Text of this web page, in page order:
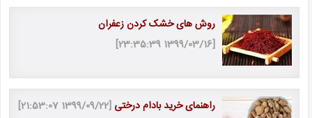
روش های خشک کردن زعفران
[1399/03/16 23:35:39]
راهنمای خرید بادام درختی [1399/09/22 21:53:07]